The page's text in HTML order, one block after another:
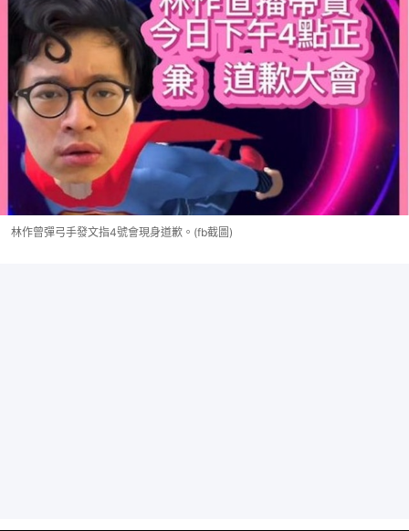
林作曾彈弓手發文指4號會現身道歉。(fb截圖)